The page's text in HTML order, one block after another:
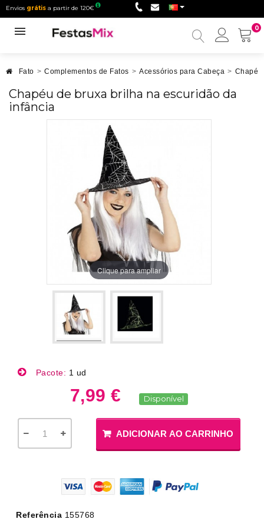
Envios grátis a partir de 120€
0
Minha
Fato > Complementos de Fatos > Acessórios para Cabeça >
Chapéu de bruxa brilha na escuridão da
infância
Clique para ampliar
Pacote: 1 ud
7,99 € Disponível
ADICIONAR AO CARRINHO
Referência 155768